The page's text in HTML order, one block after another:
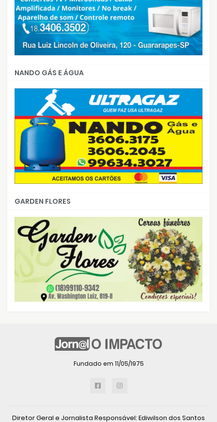
NANDO GÁS E ÁGUA
GARDEN FLORES
Fundado em 11/05/1975
Diretor Geral e Jornalista Responsável: Ediwilson dos Santos